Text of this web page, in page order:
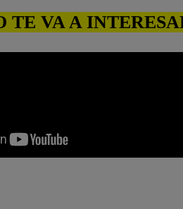
TE VA A